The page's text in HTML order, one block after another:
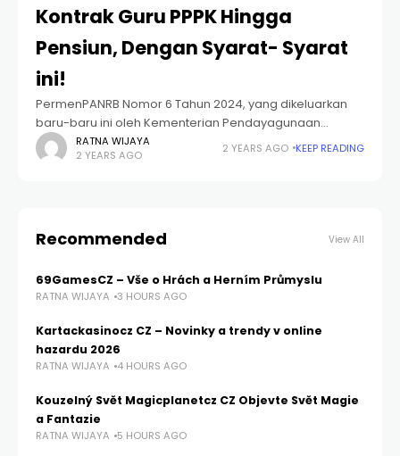
Kontrak Guru PPPK Hingga
Pensiun, Dengan Syarat- Syarat
ini!
PermenPANRB Nomor 6 Tahun 2024, yang dikeluarkan
baru-baru ini oleh Kementerian Pendayagunaan
Aparatur Negara dan Reformasi Birokrasi, menjadi
berita baik yaitu erkait dengan ketentuan kontrak PPPK
RATNA WIJAYA
2 YEARS AGO
2 YEARS AGO KEEP READING
Recommended View All
69GamesCZ – Vše o Hrách a Herním Průmyslu
RATNA WIJAYA 3 HOURS AGO
Kartackasinocz CZ – Novinky a trendy v online
hazardu 2026
RATNA WIJAYA 4 HOURS AGO
Kouzelný Svět Magicplanetcz CZ Objevte Svět Magie
a Fantazie
RATNA WIJAYA 5 HOURS AGO